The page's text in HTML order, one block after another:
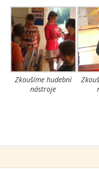
Zkoušíme hudební
nástroje